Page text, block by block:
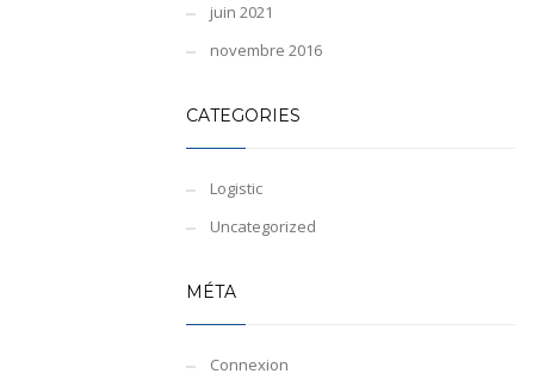
juin 2021
novembre 2016
CATEGORIES
Logistic
Uncategorized
MÉTA
Connexion